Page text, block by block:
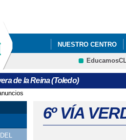
NUESTRO CENTRO
5ºY6º PODCAST_
de la Reina (Toledo)
aquí
6º VÍA